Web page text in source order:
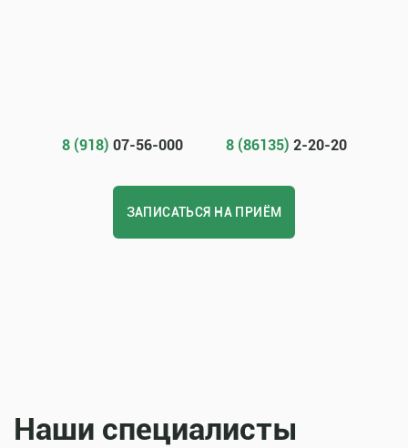
8 (918) 07-56-000 8 (86135) 2-20-20
ЗАПИСАТЬСЯ НА ПРИЁМ
Наши специалисты